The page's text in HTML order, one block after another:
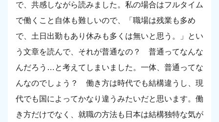
で、共感しながら読みました。私の場合はフルタイム
で働くこと自体も難しいので、「職場は残業も多め
で、土日出勤もあり休みも多くは無いと思う。」とい
う文章を読んで、それが普通なの？ 普通ってなんな
んだろう…と考えてしまいました。一体、普通ってな
んなのでしょう？ 働き方は時代でも結構違うし、現
代でも国によってかなり違うみたいだと思います。働
き方だけでなく、就職の方法も日本は結構独特な気が